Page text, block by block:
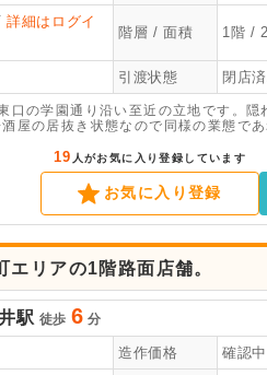
詳細はログイ
階層 / 面積 1階 /
引渡状態 閉店
口の学園通り沿い至近の立地です。
屋の居抜き状態なので同様の業態で
19 人がお気に入り登録しています
お気に入り登録
リアの1階路面店舗。
駅 徒歩 6 分
造作価格 確認中